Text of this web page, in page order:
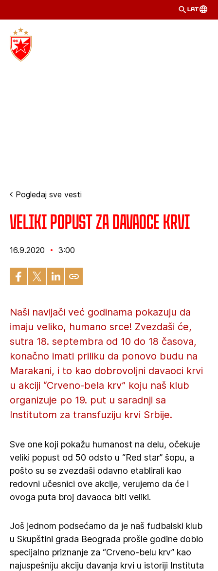
LAT
Pogledaj sve vesti
Veliki popust za davaoce krvi
16.9.2020 3:00
Naši navijači već godinama pokazuju da
imaju veliko, humano srce! Zvezdaši će,
sutra 18. septembra od 10 do 18 časova,
konačno imati priliku da ponovo budu na
Marakani, i to kao dobrovoljni davaoci krvi
u akciji “Crveno-bela krv” koju naš klub
organizuje po 19. put u saradnji sa
Institutom za transfuziju krvi Srbije.
Sve one koji pokažu humanost na delu, očekuje
veliki popust od 50 odsto u “Red star” šopu, a
pošto su se zvezdaši odavno etablirali kao
redovni učesnici ove akcije, verujemo da će i
ovoga puta broj davaoca biti veliki.
Još jednom podsećamo da je naš fudbalski klub
u Skupštini grada Beograda prošle godine dobio
specijalno priznanje za “Crveno-belu krv” kao
najuspešniju akciju davanja krvi u istoriji Instituta